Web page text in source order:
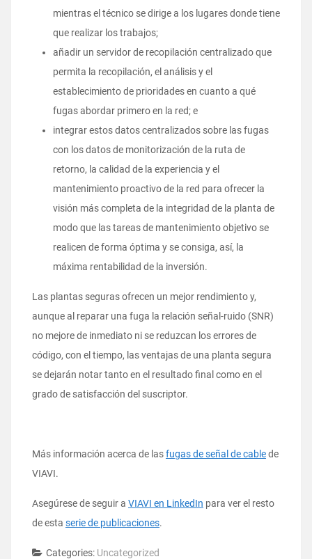
mientras el técnico se dirige a los lugares donde tiene
que realizar los trabajos;
añadir un servidor de recopilación centralizado que
permita la recopilación, el análisis y el
establecimiento de prioridades en cuanto a qué
fugas abordar primero en la red; e
integrar estos datos centralizados sobre las fugas
con los datos de monitorización de la ruta de
retorno, la calidad de la experiencia y el
mantenimiento proactivo de la red para ofrecer la
visión más completa de la integridad de la planta de
modo que las tareas de mantenimiento objetivo se
realicen de forma óptima y se consiga, así, la
máxima rentabilidad de la inversión.
Las plantas seguras ofrecen un mejor rendimiento y,
aunque al reparar una fuga la relación señal-ruido (SNR)
no mejore de inmediato ni se reduzcan los errores de
código, con el tiempo, las ventajas de una planta segura
se dejarán notar tanto en el resultado final como en el
grado de satisfacción del suscriptor.
Más información acerca de lasfugas de señal de cablede
VIAVI.
Asegúrese de seguir a VIAVI en LinkedIn para ver el resto
de esta serie de publicaciones.
Categories: Uncategorized